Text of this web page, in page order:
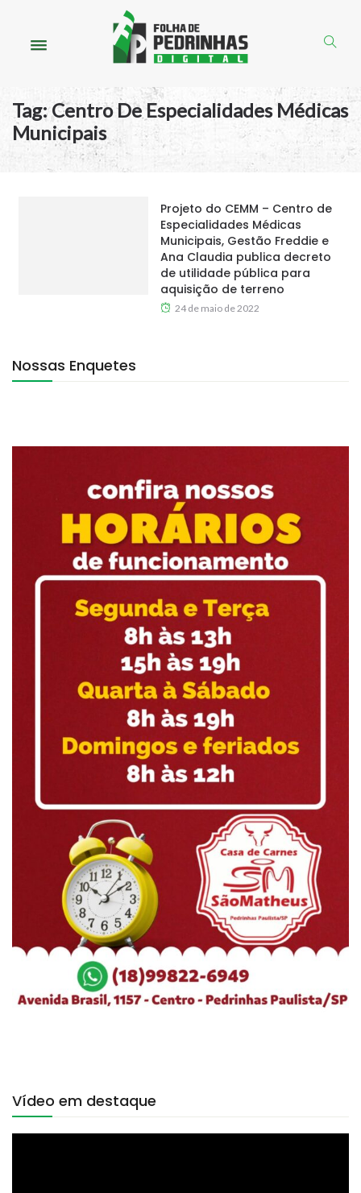
Tag:Centro De Especialidades Médicas
Municipais
Projeto do CEMM – Centro de
Especialidades Médicas
Municipais, Gestão Freddie e
Ana Claudia publica decreto
de utilidade pública para
aquisição de terreno
24 de maio de 2022
Nossas Enquetes
Vídeo em destaque